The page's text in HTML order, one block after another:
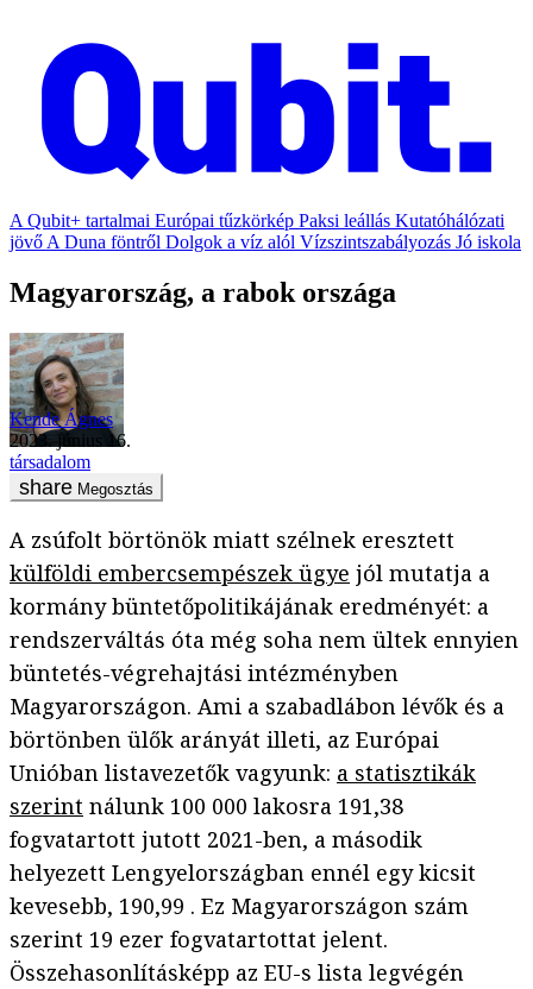
A Qubit+ tartalmai Európai tűzkörkép Paksi leállás Kutatóhálózati
jövő A Duna föntről Dolgok a víz alól Vízszintszabályozás Jó iskola
Magyarország, a rabok országa
Kende Ágnes
2023. június 16.
társadalom
Megosztás
A zsúfolt börtönök miatt szélnek eresztett
külföldi embercsempészek ügye jól mutatja a
kormány büntetőpolitikájának eredményét: a
rendszerváltás óta még soha nem ültek ennyien
büntetés-végrehajtási intézményben
Magyarországon. Ami a szabadlábon lévők és a
börtönben ülők arányát illeti, az Európai
Unióban listavezetők vagyunk: a statisztikák
szerint nálunk 100 000 lakosra 191,38
fogvatartott jutott 2021-ben, a második
helyezett Lengyelországban ennél egy kicsit
kevesebb, 190,99 . Ez Magyarországon szám
szerint 19 ezer fogvatartottat jelent.
Összehasonlításképp az EU-s lista legvégén